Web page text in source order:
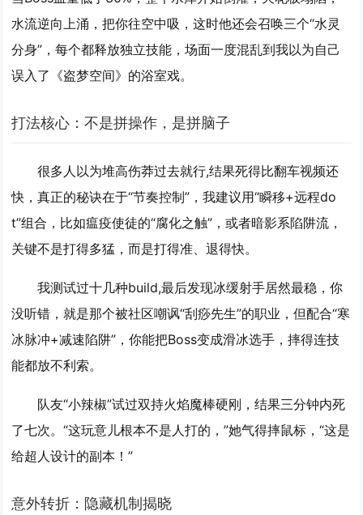
水流逆向上涌，把你往空中吸，这时他还会召唤三个“水灵
分身”，每个都释放独立技能，场面一度混乱到我以为自己
误入了《盗梦空间》的浴室戏。
打法核心：不是拼操作，是拼脑子
很多人以为堆高伤莽过去就行,结果死得比翻车视频还
快，真正的秘诀在于“节奏控制”，我建议用“瞬移+远程do
t”组合，比如瘟疫使徒的“腐化之触”，或者暗影系陷阱流，
关键不是打得多猛，而是打得准、退得快。
我测试过十几种build,最后发现冰缓射手居然最稳，你
没听错，就是那个被社区嘲讽“刮痧先生”的职业，但配合“寒
冰脉冲+减速陷阱”，你能把Boss变成滑冰选手，摔得连技
能都放不利索。
队友“小辣椒”试过双持火焰魔棒硬刚，结果三分钟内死
了七次。“这玩意儿根本不是人打的，”她气得摔鼠标，“这是
给超人设计的副本！”
意外转折：隐藏机制揭晓